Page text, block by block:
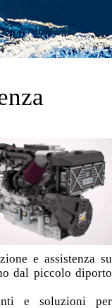
e assistenza su
dal piccolo diporto
e soluzioni per